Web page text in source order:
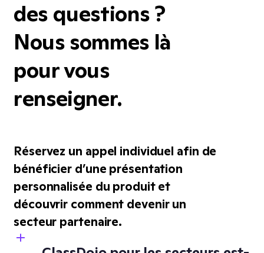
des questions ?
Nous sommes là
pour vous
renseigner.
Réservez un appel individuel afin de
bénéficier d’une présentation
personnalisée du produit et
découvrir comment devenir un
secteur partenaire.